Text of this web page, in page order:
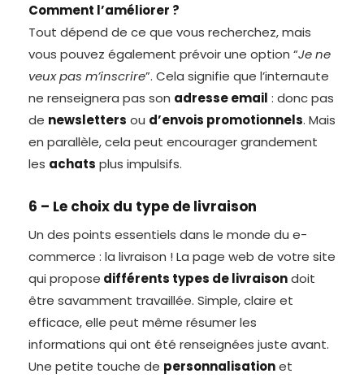
Comment l’améliorer ?
Tout dépend de ce que vous recherchez, mais
vous pouvez également prévoir une option “Je ne
veux pas m’inscrire”. Cela signifie que l’internaute
ne renseignera pas son adresse email : donc pas
de newsletters ou d’envois promotionnels. Mais
en parallèle, cela peut encourager grandement
les achats plus impulsifs.
6 – Le choix du type de livraison
Un des points essentiels dans le monde du e-
commerce : la livraison ! La page web de votre site
qui propose différents types de livraisondoit
être savamment travaillée. Simple, claire et
efficace, elle peut même résumer les
informations qui ont été renseignées juste avant.
Une petite touche de personnalisationet